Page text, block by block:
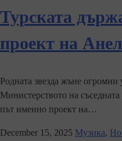
Турската
проект на
Родната звезда жъне
Министерството на
път именно проект на…
December 15, 2025 Музика,